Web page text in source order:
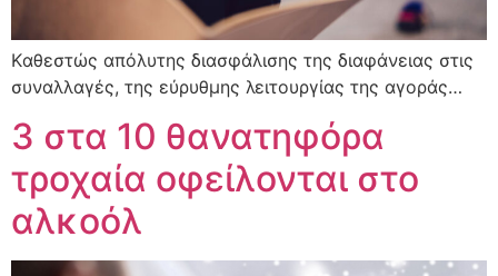
Kαθεστώς απόλυτης διασφάλισης της διαφάνειας στις
συναλλαγές, της εύρυθμης λειτουργίας της αγοράς…
3 στα 10 θανατηφόρα
τροχαία οφείλονται στο
αλκοόλ